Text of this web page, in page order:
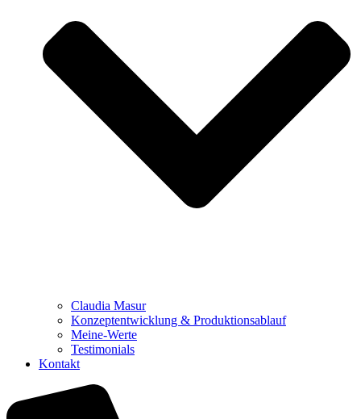
Claudia Masur
Konzeptentwicklung & Produktionsablauf
Meine-Werte
Testimonials
Kontakt